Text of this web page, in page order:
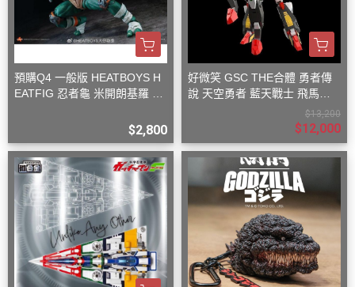
預購Q4 一般版 HEATBOYS H
EATFIG 忍者龜 米開朗基羅 1/
$2,800
好微笑 GSC THE合體 勇者傳
說 天空勇者 藍天戰士 飛馬戰
$13,200
$12,000